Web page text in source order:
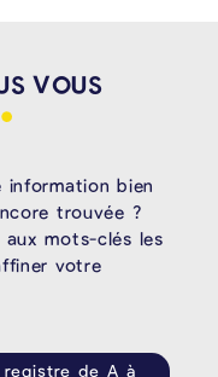
VOUS
information bien
trouvée ?
mots-clés les
votre
de A à